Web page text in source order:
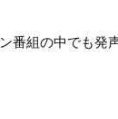
番組の中でも